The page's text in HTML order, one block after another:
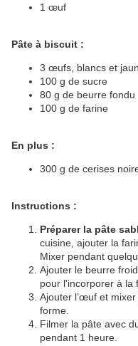
1 œuf
Pâte à biscuit :
3 œufs, blancs et
100 g de sucre
80 g de beurre fondu
100 g de farine
En plus :
300 g de cerises
Instructions :
Préparer la pâte
cuisine, ajouter la
Mixer pendant
Ajouter le beurre
pour l'incorporer à la
Ajouter l’œuf et
forme.
Filmer la pâte avec
pendant 1 heure.